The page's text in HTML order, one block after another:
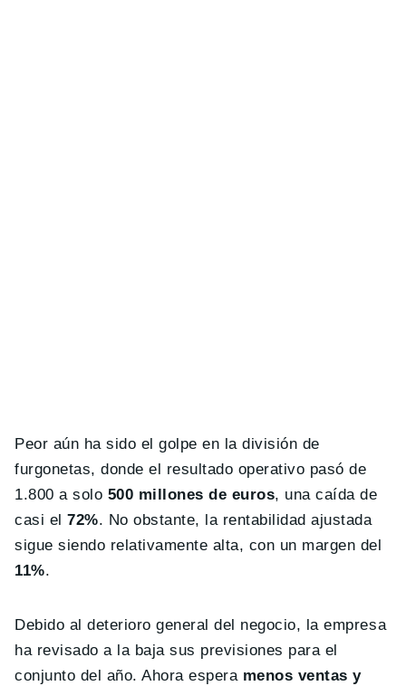
Peor aún ha sido el golpe en la división de
furgonetas, donde el resultado operativo pasó de
1.800 a solo 500 millones de euros, una caída de
casi el72%. No obstante, la rentabilidad ajustada
sigue siendo relativamente alta, con un margen del
11%.
Debido al deterioro general del negocio, la empresa
ha revisado a la baja sus previsiones para el
conjunto del año. Ahora espera menos ventas y